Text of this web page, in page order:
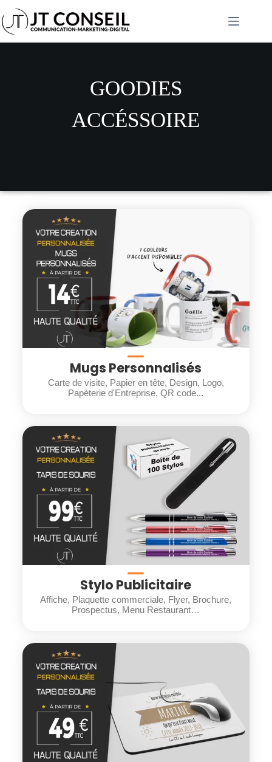
GOODIES
ACCÉSSOIRE
Mugs Personnalisés
Carte de visite, Papier en tête, Design, Logo,
Papèterie d'Entreprise, QR code...
Stylo Publicitaire
Affiche, Plaquette commerciale, Flyer, Brochure,
Prospectus, Menu Restaurant…